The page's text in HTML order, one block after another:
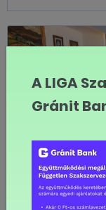
A LIGA
Gránit